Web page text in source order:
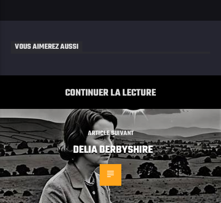
VOUS AIMEREZ AUSSI
CONTINUER LA LECTURE
ARTICLE SUIVANT
DELIA DERBYSHIRE